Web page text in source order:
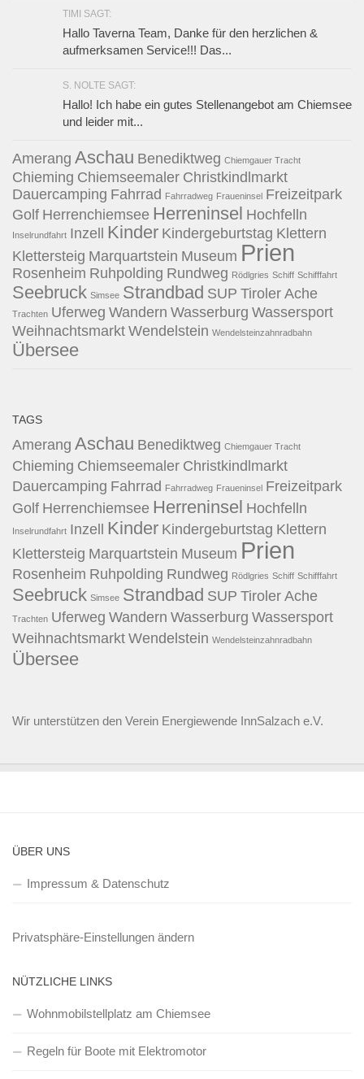
TIMI SAGT:
Hallo Taverna Team, Danke für den herzlichen &
aufmerksamen Service!!! Das...
S. NOLTE SAGT:
Hallo! Ich habe ein gutes Stellenangebot am Chiemsee
und leider mit...
Amerang Aschau Benediktweg Chiemgauer Tracht
Chieming Chiemseemaler Christkindlmarkt
Dauercamping Fahrrad Fahrradweg Fraueninsel Freizeitpark
Golf Herrenchiemsee Herreninsel Hochfelln
Inselrundfahrt Inzell Kinder Kindergeburtstag Klettern
Klettersteig Marquartstein Museum Prien
Rosenheim Ruhpolding Rundweg Rödlgries Schiff Schifffahrt
Seebruck Simsee Strandbad SUP Tiroler Ache
Trachten Uferweg Wandern Wasserburg Wassersport
Weihnachtsmarkt Wendelstein Wendelsteinzahnradbahn
Übersee
TAGS
Amerang Aschau Benediktweg Chiemgauer Tracht
Chieming Chiemseemaler Christkindlmarkt
Dauercamping Fahrrad Fahrradweg Fraueninsel Freizeitpark
Golf Herrenchiemsee Herreninsel Hochfelln
Inselrundfahrt Inzell Kinder Kindergeburtstag Klettern
Klettersteig Marquartstein Museum Prien
Rosenheim Ruhpolding Rundweg Rödlgries Schiff Schifffahrt
Seebruck Simsee Strandbad SUP Tiroler Ache
Trachten Uferweg Wandern Wasserburg Wassersport
Weihnachtsmarkt Wendelstein Wendelsteinzahnradbahn
Übersee
Wir unterstützen den Verein Energiewende InnSalzach e.V.
ÜBER UNS
Impressum & Datenschutz
Privatsphäre-Einstellungen ändern
NÜTZLICHE LINKS
Wohnmobilstellplatz am Chiemsee
Regeln für Boote mit Elektromotor